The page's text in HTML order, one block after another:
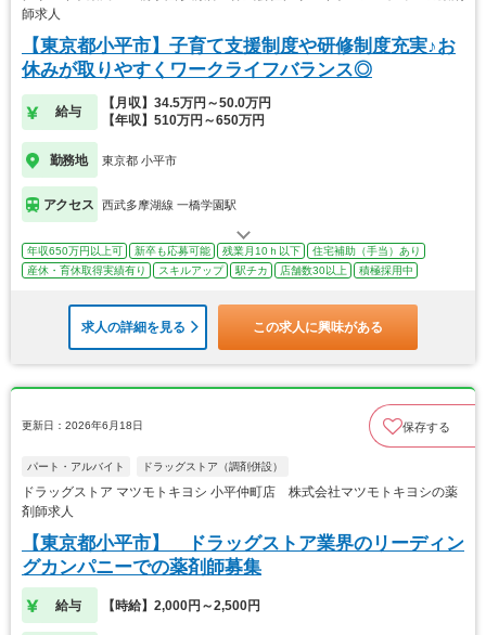
師求人
【東京都小平市】子育て支援制度や研修制度充実♪お
休みが取りやすくワークライフバランス◎
給与
【月収】34.5万円～50.0万円
【年収】510万円～650万円
勤務地 東京都 小平市
アクセス 西武多摩湖線 一橋学園駅
年収650万円以上可 新卒も応募可能 残業月10ｈ以下
住宅補助（手当）あり
産休・育休取得実績有り
スキルアップ 駅チカ 店舗数30以上 積極採用中
求人の詳細を見る この求人に興味がある
更新日：2026年6月18日 保存する
パート・アルバイト ドラッグストア（調剤併設）
ドラッグストア マツモトキヨシ 小平仲町店 株式会社マツモトキヨシの薬
剤師求人
【東京都小平市】 ドラッグストア業界のリーディン
グカンパニーでの薬剤師募集
給与 【時給】2,000円～2,500円